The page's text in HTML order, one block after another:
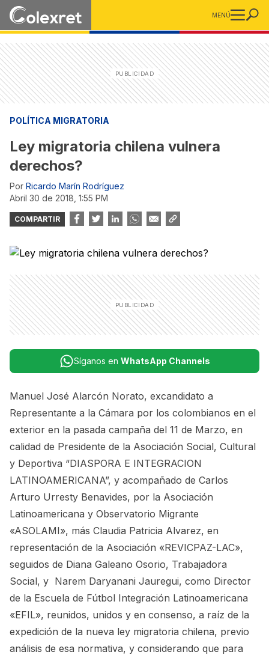
MENÚ
POLÍTICA MIGRATORIA
Ley migratoria chilena vulnera
derechos?
Por Ricardo Marín Rodríguez
abril 30 de 2018, 1:55 PM
COMPARTIR
Síganos en WhatsApp Channels
Manuel José Alarcón Norato, excandidato a
Representante a la Cámara por los colombianos en el
exterior en la pasada campaña del 11 de Marzo, en
calidad de Presidente de la Asociación Social, Cultural
y Deportiva “DIASPORA E INTEGRACION
LATINOAMERICANA”, y acompañado de Carlos
Arturo Urresty Benavides, por la Asociación
Latinoamericana y Observatorio Migrante
«ASOLAMI», más Claudia Patricia Alvarez, en
representación de la Asociación «REVICPAZ-LAC»,
seguidos de Diana Galeano Osorio, Trabajadora
Social, y Narem Daryanani Jauregui, como Director
de la Escuela de Fútbol Integración Latinoamericana
«EFIL», reunidos, unidos y en consenso, a raíz de la
expedición de la nueva ley migratoria chilena, previo
análisis de esa normativa, y considerando que para